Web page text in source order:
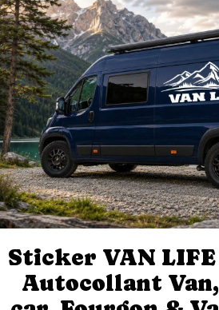
Sticker VAN LIFE
Autocollant